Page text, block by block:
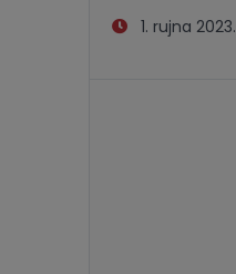
1. rujna 2023.